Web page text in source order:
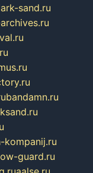
sand.ru
bandamn.ru
guard.ru